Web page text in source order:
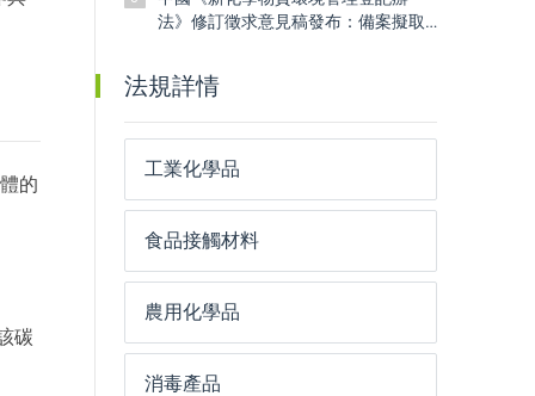
的
碳
法》修訂徵求意見稿發布：備案擬取
法規詳情
工業化學品
食品接觸材料
農用化學品
消毒產品